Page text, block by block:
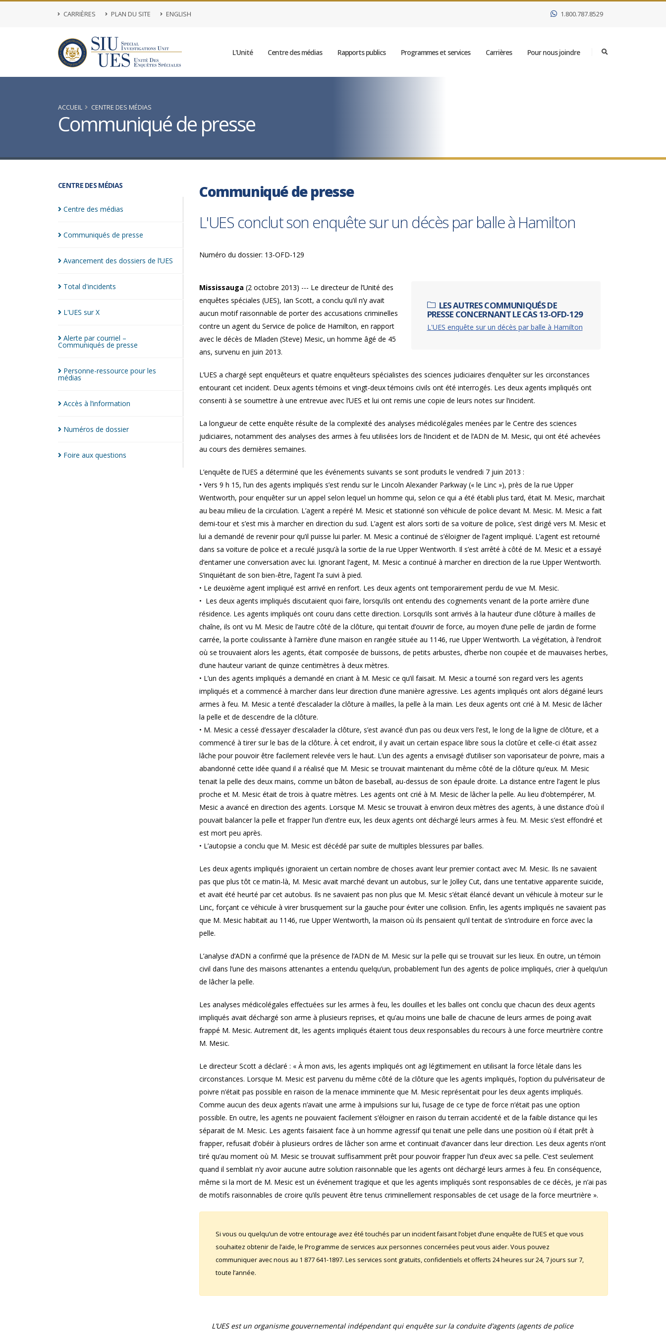
CARRIÈRES PLAN DU SITE ENGLISH 1.800.787.8529
L'Unité Centre des médias Rapports publics Programmes et services Carrières Pour nous joindre
ACCUEIL CENTRE DES MÉDIAS
Communiqué de presse
CENTRE DES MÉDIAS
Centre des médias
Communiqués de presse
Avancement des dossiers de l’UES
Total d'incidents
L'UES surX
Alerte par courriel –
Communiqués de presse
Personne-ressource pour les
médias
Accès à l’information
Numéros de dossier
Foire aux questions
Communiqué de presse
L'UES conclut son enquête sur un décès par balle à Hamilton
Numéro du dossier: 13-OFD-129
LES AUTRES COMMUNIQUÉS DE
PRESSE CONCERNANT LE CAS 13-OFD-129
L'UES enquête sur un décès par balle à Hamilton
Mississauga (2 octobre 2013) --- Le directeur de l’Unité des
enquêtes spéciales (UES), Ian Scott, a conclu qu’il n’y avait
aucun motif raisonnable de porter des accusations criminelles
contre un agent du Service de police de Hamilton, en rapport
avec le décès de Mladen (Steve) Mesic, un homme âgé de 45
ans, survenu en juin 2013.
L’UES a chargé sept enquêteurs et quatre enquêteurs spécialistes des sciences judiciaires d’enquêter sur les circonstances
entourant cet incident. Deux agents témoins et vingt-deux témoins civils ont été interrogés. Les deux agents impliqués ont
consenti à se soumettre à une entrevue avec l’UES et lui ont remis une copie de leurs notes sur l’incident.
La longueur de cette enquête résulte de la complexité des analyses médicolégales menées par le Centre des sciences
judiciaires, notamment des analyses des armes à feu utilisées lors de l’incident et de l’ADN de M. Mesic, qui ont été achevées
au cours des dernières semaines.
L’enquête de l’UES a déterminé que les événements suivants se sont produits le vendredi 7 juin 2013 :
• Vers 9 h 15, l’un des agents impliqués s’est rendu sur le Lincoln Alexander Parkway (« le Linc »), près de la rue Upper
Wentworth, pour enquêter sur un appel selon lequel un homme qui, selon ce qui a été établi plus tard, était M. Mesic, marchait
au beau milieu de la circulation. L’agent a repéré M. Mesic et stationné son véhicule de police devant M. Mesic. M. Mesic a fait
demi-tour et s’est mis à marcher en direction du sud. L’agent est alors sorti de sa voiture de police, s’est dirigé vers M. Mesic et
lui a demandé de revenir pour qu’il puisse lui parler. M. Mesic a continué de s’éloigner de l’agent impliqué. L’agent est retourné
dans sa voiture de police et a reculé jusqu’à la sortie de la rue Upper Wentworth. Il s’est arrêté à côté de M. Mesic et a essayé
d’entamer une conversation avec lui. Ignorant l’agent, M. Mesic a continué à marcher en direction de la rue Upper Wentworth.
S’inquiétant de son bien-être, l’agent l’a suivi à pied.
• Le deuxième agent impliqué est arrivé en renfort. Les deux agents ont temporairement perdu de vue M. Mesic.
• Les deux agents impliqués discutaient quoi faire, lorsqu’ils ont entendu des cognements venant de la porte arrière d’une
résidence. Les agents impliqués ont couru dans cette direction. Lorsqu’ils sont arrivés à la hauteur d’une clôture à mailles de
chaîne, ils ont vu M. Mesic de l’autre côté de la clôture, qui tentait d’ouvrir de force, au moyen d’une pelle de jardin de forme
carrée, la porte coulissante à l’arrière d’une maison en rangée située au 1146, rue Upper Wentworth. La végétation, à l’endroit
où se trouvaient alors les agents, était composée de buissons, de petits arbustes, d’herbe non coupée et de mauvaises herbes,
d’une hauteur variant de quinze centimètres à deux mètres.
• L’un des agents impliqués a demandé en criant à M. Mesic ce qu’il faisait. M. Mesic a tourné son regard vers les agents
impliqués et a commencé à marcher dans leur direction d’une manière agressive. Les agents impliqués ont alors dégainé leurs
armes à feu. M. Mesic a tenté d’escalader la clôture à mailles, la pelle à la main. Les deux agents ont crié à M. Mesic de lâcher
la pelle et de descendre de la clôture.
• M. Mesic a cessé d’essayer d’escalader la clôture, s’est avancé d’un pas ou deux vers l’est, le long de la ligne de clôture, et a
commencé à tirer sur le bas de la clôture. À cet endroit, il y avait un certain espace libre sous la clotûre et celle-ci était assez
lâche pour pouvoir être facilement relevée vers le haut. L’un des agents a envisagé d’utiliser son vaporisateur de poivre, mais a
abandonné cette idée quand il a réalisé que M. Mesic se trouvait maintenant du même côté de la clôture qu’eux. M. Mesic
tenait la pelle des deux mains, comme un bâton de baseball, au-dessus de son épaule droite. La distance entre l’agent le plus
proche et M. Mesic était de trois à quatre mètres. Les agents ont crié à M. Mesic de lâcher la pelle. Au lieu d’obtempérer, M.
Mesic a avancé en direction des agents. Lorsque M. Mesic se trouvait à environ deux mètres des agents, à une distance d’où il
pouvait balancer la pelle et frapper l’un d’entre eux, les deux agents ont déchargé leurs armes à feu. M. Mesic s’est effondré et
est mort peu après.
• L’autopsie a conclu que M. Mesic est décédé par suite de multiples blessures par balles.
Les deux agents impliqués ignoraient un certain nombre de choses avant leur premier contact avec M. Mesic. Ils ne savaient
pas que plus tôt ce matin-là, M. Mesic avait marché devant un autobus, sur le Jolley Cut, dans une tentative apparente suicide,
et avait été heurté par cet autobus. Ils ne savaient pas non plus que M. Mesic s’était élancé devant un véhicule à moteur sur le
Linc, forçant ce véhicule à virer brusquement sur la gauche pour éviter une collision. Enfin, les agents impliqués ne savaient pas
que M. Mesic habitait au 1146, rue Upper Wentworth, la maison où ils pensaient qu’il tentait de s’introduire en force avec la
pelle.
L’analyse d’ADN a confirmé que la présence de l’ADN de M. Mesic sur la pelle qui se trouvait sur les lieux. En outre, un témoin
civil dans l’une des maisons attenantes a entendu quelqu’un, probablement l’un des agents de police impliqués, crier à quelqu’un
de lâcher la pelle.
Les analyses médicolégales effectuées sur les armes à feu, les douilles et les balles ont conclu que chacun des deux agents
impliqués avait déchargé son arme à plusieurs reprises, et qu’au moins une balle de chacune de leurs armes de poing avait
frappé M. Mesic. Autrement dit, les agents impliqués étaient tous deux responsables du recours à une force meurtrière contre
M. Mesic.
Le directeur Scott a déclaré : « À mon avis, les agents impliqués ont agi légitimement en utilisant la force létale dans les
circonstances. Lorsque M. Mesic est parvenu du même côté de la clôture que les agents impliqués, l’option du pulvérisateur de
poivre n’était pas possible en raison de la menace imminente que M. Mesic représentait pour les deux agents impliqués.
Comme aucun des deux agents n’avait une arme à impulsions sur lui, l’usage de ce type de force n’était pas une option
possible. En outre, les agents ne pouvaient facilement s’éloigner en raison du terrain accidenté et de la faible distance qui les
séparait de M. Mesic. Les agents faisaient face à un homme agressif qui tenait une pelle dans une position où il était prêt à
frapper, refusait d’obéir à plusieurs ordres de lâcher son arme et continuait d’avancer dans leur direction. Les deux agents n’ont
tiré qu’au moment où M. Mesic se trouvait suffisamment prêt pour pouvoir frapper l’un d’eux avec sa pelle. C’est seulement
quand il semblait n’y avoir aucune autre solution raisonnable que les agents ont déchargé leurs armes à feu. En conséquence,
même si la mort de M. Mesic est un événement tragique et que les agents impliqués sont responsables de ce décès, je n’ai pas
de motifs raisonnables de croire qu’ils peuvent être tenus criminellement responsables de cet usage de la force meurtrière ».
Si vous ou quelqu’un de votre entourage avez été touchés par un incident faisant l’objet d’une enquête de l’UES et que vous
souhaitez obtenir de l’aide, le Programme de services aux personnes concernées peut vous aider. Vous pouvez
communiquer avec nous au 1 877 641-1897. Les services sont gratuits, confidentiels et offerts 24 heures sur 24, 7 jours sur 7,
toute l’année.
L’UES est un organisme gouvernemental indépendant qui enquête sur la conduite d’agents (agents de police